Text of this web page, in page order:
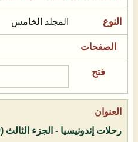
المجلد الخامس
رحلات إندونيسيا - الجزء الثالث (1419هـ - 1989م)